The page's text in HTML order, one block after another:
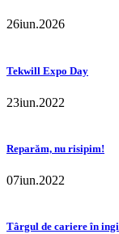
26iun.2026
Tekwill Expo Day
23iun.2022
Reparăm, nu risipim!
07iun.2022
Târgul de cariere în